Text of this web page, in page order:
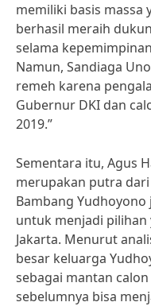
memiliki basis massa
berhasil meraih
selama
Namun, Sandiaga
remeh karena
Gubernur DKI dan
2019.”
Sementara itu, Agus
merupakan putra
Bambang
untuk menjadi
Jakarta. Menurut
besar keluarga
sebagai mantan
sebelumnya bisa